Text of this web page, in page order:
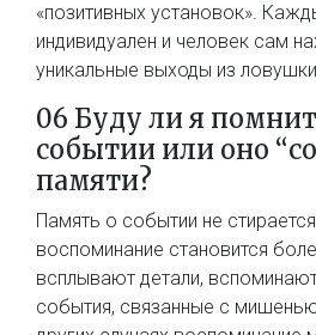
«позитивных установок».
индивидуален и человек сам
уникальные выходы из
06 Буду ли я
событии или оно
памяти?​
Память о событии не
воспоминание становится
всплывают детали,
события, связанные с